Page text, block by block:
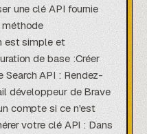
une clé API fournie
méthode
est simple et
de base :Créer
Search API : Rendez-
développeur de Brave
compte si ce n'est
votre clé API : Dans